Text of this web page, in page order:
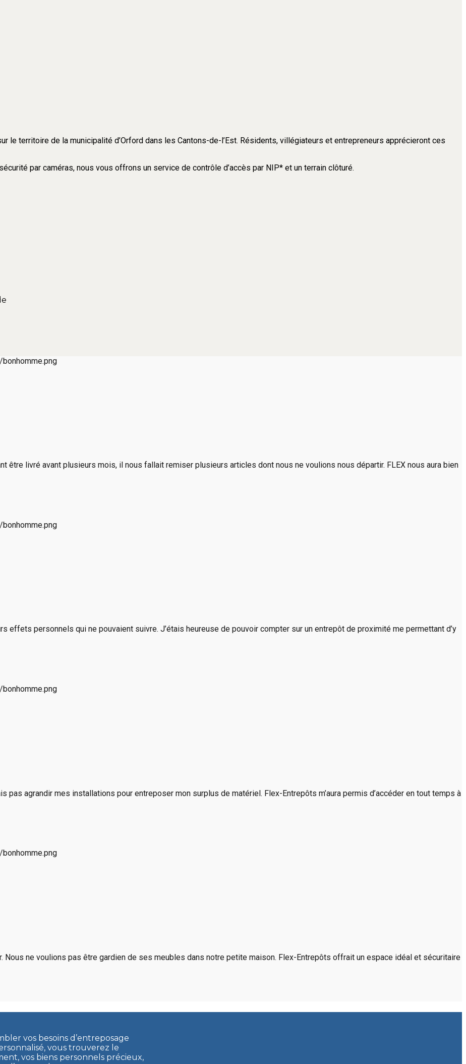
le territoire de la municipalité d’Orford dans les Cantons-de-l’Est. Résidents, villégiateurs et entrepreneurs apprécieront ces
par caméras, nous vous offrons un service de contrôle d’accès par NIP* et un terrain clôturé.
être livré avant plusieurs mois, il nous fallait remiser plusieurs articles dont nous ne voulions nous départir. FLEX nous aura bien
effets personnels qui ne pouvaient suivre. J’étais heureuse de pouvoir compter sur un entrepôt de proximité me permettant d’y
pas agrandir mes installations pour entreposer mon surplus de matériel. Flex-Entrepôts m’aura permis d’accéder en tout temps à
Nous ne voulions pas être gardien de ses meubles dans notre petite maison. Flex-Entrepôts offrait un espace idéal et sécuritaire
vos besoins d’entreposage
vous trouverez le
vos biens personnels précieux,